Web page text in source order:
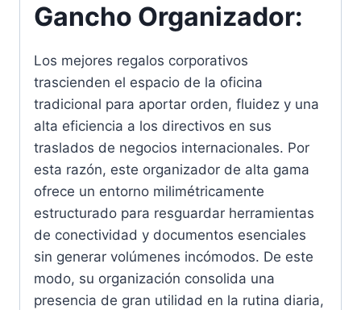
Gancho Organizador:
Los mejores regalos corporativos
trascienden el espacio de la oficina
tradicional para aportar orden, fluidez y una
alta eficiencia a los directivos en sus
traslados de negocios internacionales. Por
esta razón, este organizador de alta gama
ofrece un entorno milimétricamente
estructurado para resguardar herramientas
de conectividad y documentos esenciales
sin generar volúmenes incómodos. De este
modo, su organización consolida una
presencia de gran utilidad en la rutina diaria,